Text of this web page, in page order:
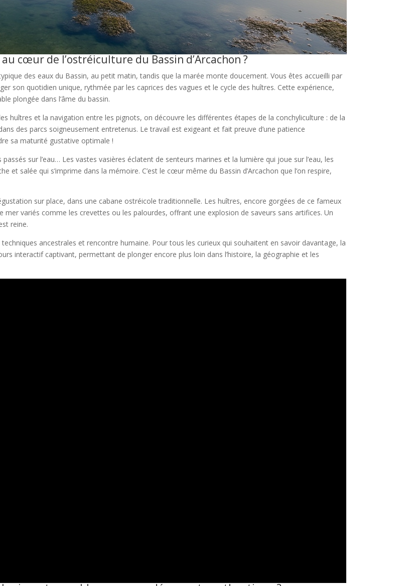
cœur de l’ostréiculture du Bassin d’Arcachon ?
des eaux du Bassin, au petit matin, tandis que la marée monte doucement. Vous êtes accueilli par
son quotidien unique, rythmée par les caprices des vagues et le cycle des huîtres. Cette expérience,
plongée dans l’âme du bassin.
huîtres et la navigation entre les pignots, on découvre les différentes étapes de la conchyliculture : de la
des parcs soigneusement entretenus. Le travail est exigeant et fait preuve d’une patience
sa maturité gustative optimale !
sur l’eau… Les vastes vasières éclatent de senteurs marines et la lumière qui joue sur l’eau, les
et salée qui s’imprime dans la mémoire. C’est le cœur même du Bassin d’Arcachon que l’on respire,
sur place, dans une cabane ostréicole traditionnelle. Les huîtres, encore gorgées de ce fameux
variés comme les crevettes ou les palourdes, offrant une explosion de saveurs sans artifices. Un
reine.
ancestrales et rencontre humaine. Pour tous les curieux qui souhaitent en savoir davantage, la
interactif captivant, permettant de plonger encore plus loin dans l’histoire, la géographie et les